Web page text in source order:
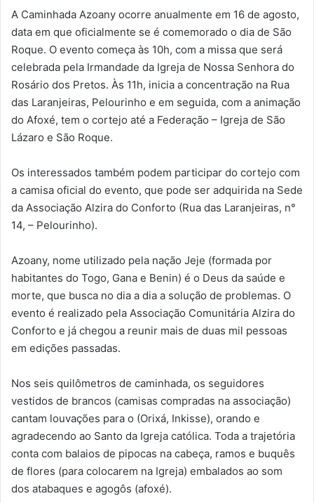
A Caminhada Azoany ocorre anualmente em 16 de agosto,
data em que oficialmente se é comemorado o dia de São
Roque. O evento começa às 10h, com a missa que será
celebrada pela Irmandade da Igreja de Nossa Senhora do
Rosário dos Pretos. Às 11h, inicia a concentração na Rua
das Laranjeiras, Pelourinho e em seguida, com a animação
do Afoxé, tem o cortejo até a Federação – Igreja de São
Lázaro e São Roque.
Os interessados também podem participar do cortejo com
a camisa oficial do evento, que pode ser adquirida na Sede
da Associação Alzira do Conforto (Rua das Laranjeiras, n°
14, – Pelourinho).
Azoany, nome utilizado pela nação Jeje (formada por
habitantes do Togo, Gana e Benin) é o Deus da saúde e
morte, que busca no dia a dia a solução de problemas. O
evento é realizado pela Associação Comunitária Alzira do
Conforto e já chegou a reunir mais de duas mil pessoas
em edições passadas.
Nos seis quilômetros de caminhada, os seguidores
vestidos de brancos (camisas compradas na associação)
cantam louvações para o (Orixá, Inkisse), orando e
agradecendo ao Santo da Igreja católica. Toda a trajetória
conta com balaios de pipocas na cabeça, ramos e buquês
de flores (para colocarem na Igreja) embalados ao som
dos atabaques e agogôs (afoxé).